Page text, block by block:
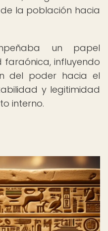
la población hacia
un papel
influyendo
del poder hacia el
y legitimidad
interno.